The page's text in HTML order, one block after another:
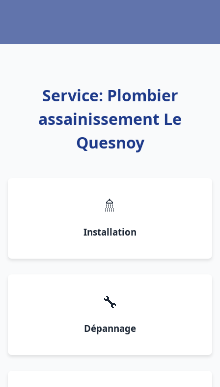
Service: Plombier
assainissement Le
Quesnoy
🚿
Installation
🔧
Dépannage